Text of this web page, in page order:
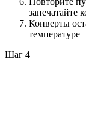
запечатайте
Конверты
температуре
Шаг 4